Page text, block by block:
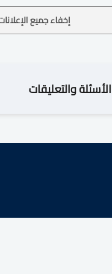
إخفاء جميع
الأسئلة والتعليقات